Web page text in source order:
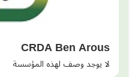
CRDA Ben Arous
لا يوجد وصف لهذه المؤسسة